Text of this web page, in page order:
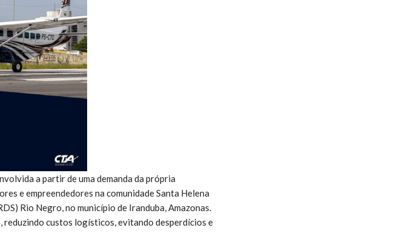
a partir de uma demanda da própria
e empreendedores na comunidade Santa Helena
Rio Negro, no município de Iranduba, Amazonas.
custos logísticos, evitando desperdícios e